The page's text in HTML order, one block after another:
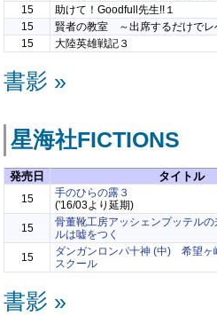
15
助けて！Goodfull先生!!１
15
賢者の教室 ～出席するだけでレ
15
大陸英雄戦記３
書影 »
星海社FICTIONS
発売日 タイトル
15
手のひらの露３
('16/03より延期)
15
骨董靴工房アッシェンプッテル
ルは嘘をつく
15
ダンガンロンパ十神 (中) 希望ヶ
スクール
書影 »